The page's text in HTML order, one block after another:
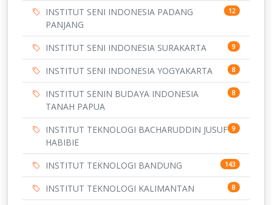
INSTITUT SENI INDONESIA PADANG
PANJANG
12
INSTITUT SENI INDONESIA SURAKARTA 9
INSTITUT SENI INDONESIA YOGYAKARTA 8
INSTITUT SENIN BUDAYA INDONESIA
TANAH PAPUA
8
INSTITUT TEKNOLOGI BACHARUDDIN JUSUF
HABIBIE
9
INSTITUT TEKNOLOGI BANDUNG 143
INSTITUT TEKNOLOGI KALIMANTAN 8